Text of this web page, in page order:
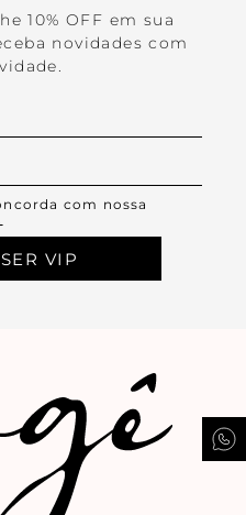
10% OFF em sua
novidades com
com nossa
VIP